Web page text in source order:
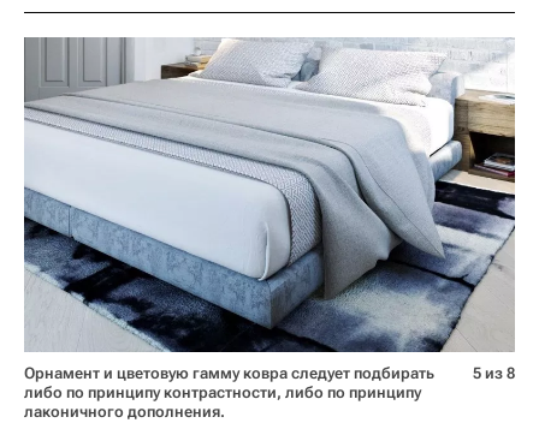
Орнамент и цветовую гамму ковра следует подбирать
либо по принципу контрастности, либо по принципу
лаконичного дополнения.
5 из 8